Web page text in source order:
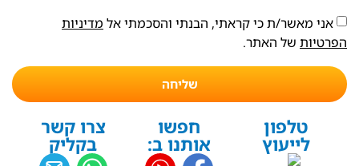
אני מאשר/ת כי קראתי, הבנתי והסכמתי אל מדיניות
הפרטיות של האתר.
שליחה
טלפון
לייעוץ
חפשו
אותנו ב:
צרו קשר
בקליק